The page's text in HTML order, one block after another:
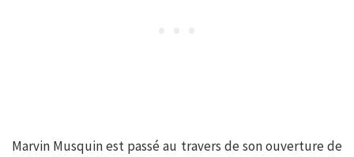
Marvin Musquin est passé au travers de son ouverture de